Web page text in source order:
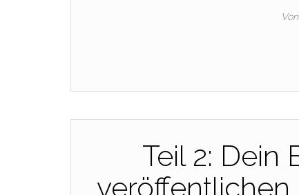
Von
Teil 2: Dein